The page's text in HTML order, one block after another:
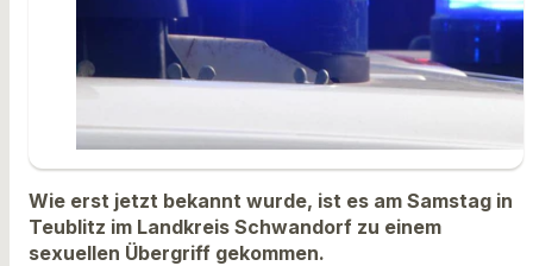
Wie erst jetzt bekannt wurde, ist es am Samstag in
Teublitz im Landkreis Schwandorf zu einem
sexuellen Übergriff gekommen.